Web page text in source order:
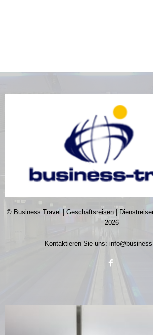
© Business Travel | Geschäftsreisen |
2026
Kontaktieren Sie uns: